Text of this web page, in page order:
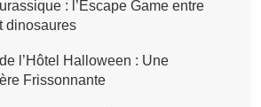
: l’Escape Game entre
dinosaures
l’Hôtel Halloween : Une
Frissonnante